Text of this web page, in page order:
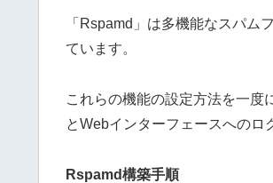
「Rspamd」は多機能なスパ
ています。
これらの機能の設定方法を一度
とWebインターフェースへのロ
Rspamd構築手順